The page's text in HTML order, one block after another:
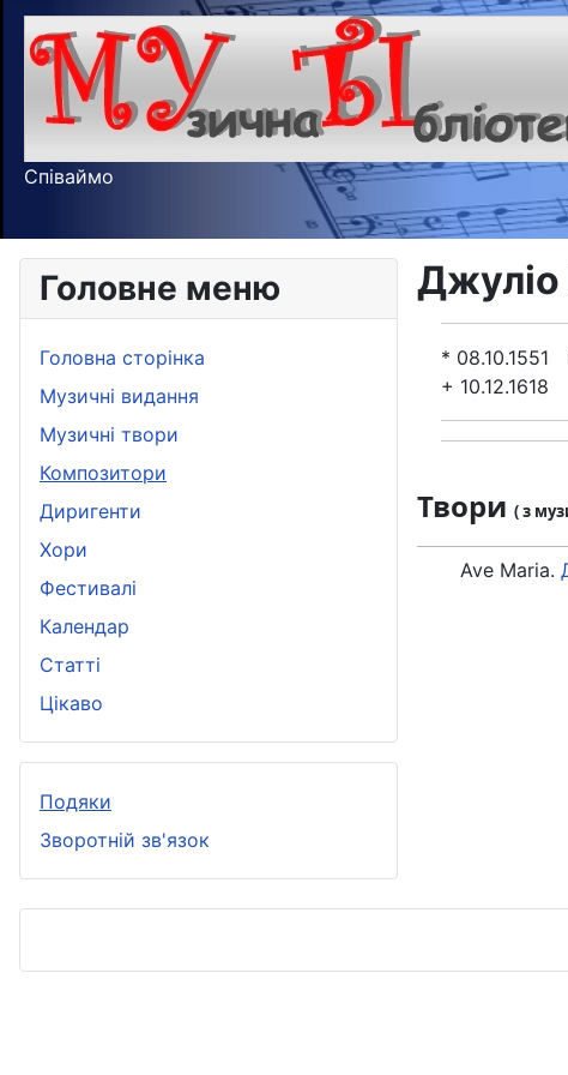
Співаймо
Головне меню
Головна сторінка
Музичні видання
Музичні твори
Композитори
Диригенти
Хори
Фестивалі
Календар
Статті
Цікаво
Подяки
Зворотній зв'язок
Джуліо
* 08.10.1551
+ 10.12.1618
Твори ( з
Ave Maria.